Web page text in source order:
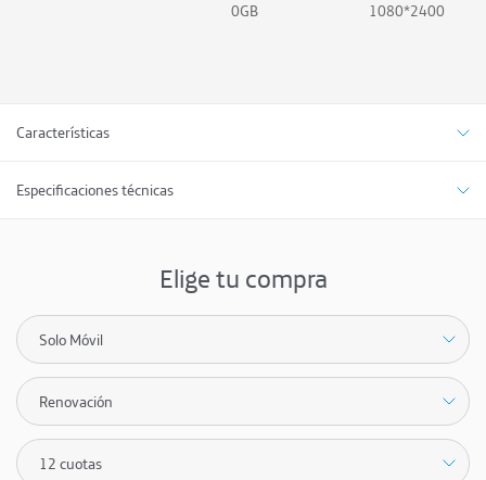
0GB
1080*2400
Características
Especificaciones técnicas
Elige tu compra